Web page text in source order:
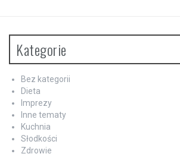
Kategorie
Bez kategorii
Dieta
Imprezy
Inne tematy
Kuchnia
Słodkości
Zdrowie